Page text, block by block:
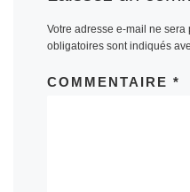
Votre adresse e-mail ne sera
obligatoires sont indiqués
COMMENTAIRE *